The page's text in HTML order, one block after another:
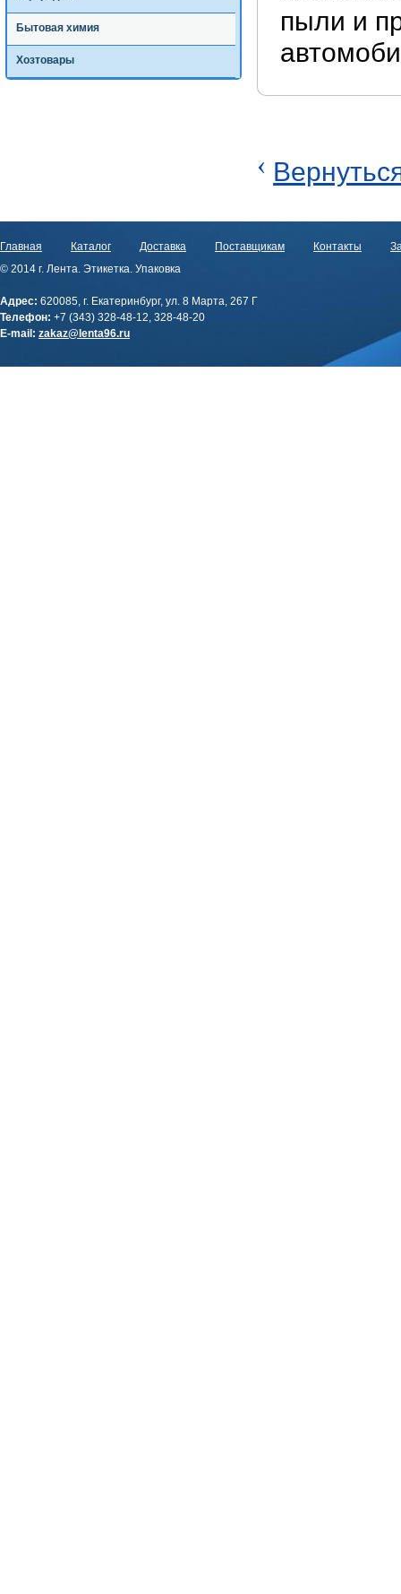
Бытовая химия
Хозтовары
пыли и
‹
Главная Каталог Доставка Поставщикам Контакты
© 2014 г. Лента. Этикетка. Упаковка
Адрес: 620085, г. Екатеринбург, ул. 8 Марта, 267 Г
Телефон: +7 (343) 328-48-12, 328-48-20
E-mail: zakaz@lenta96.ru